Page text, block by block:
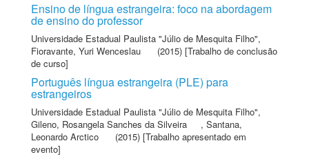
Ensino de língua estrangeira: foco na abordagem
de ensino do professor
Universidade Estadual Paulista "Júlio de Mesquita Filho",
Fioravante, Yuri Wenceslau
(2015) [Trabalho de conclusão
de curso]
Português língua estrangeira (PLE) para
estrangeiros
Universidade Estadual Paulista "Júlio de Mesquita Filho",
Gileno, Rosangela Sanches da Silveira
, Santana,
Leonardo Arctico
(2015) [Trabalho apresentado em
evento]